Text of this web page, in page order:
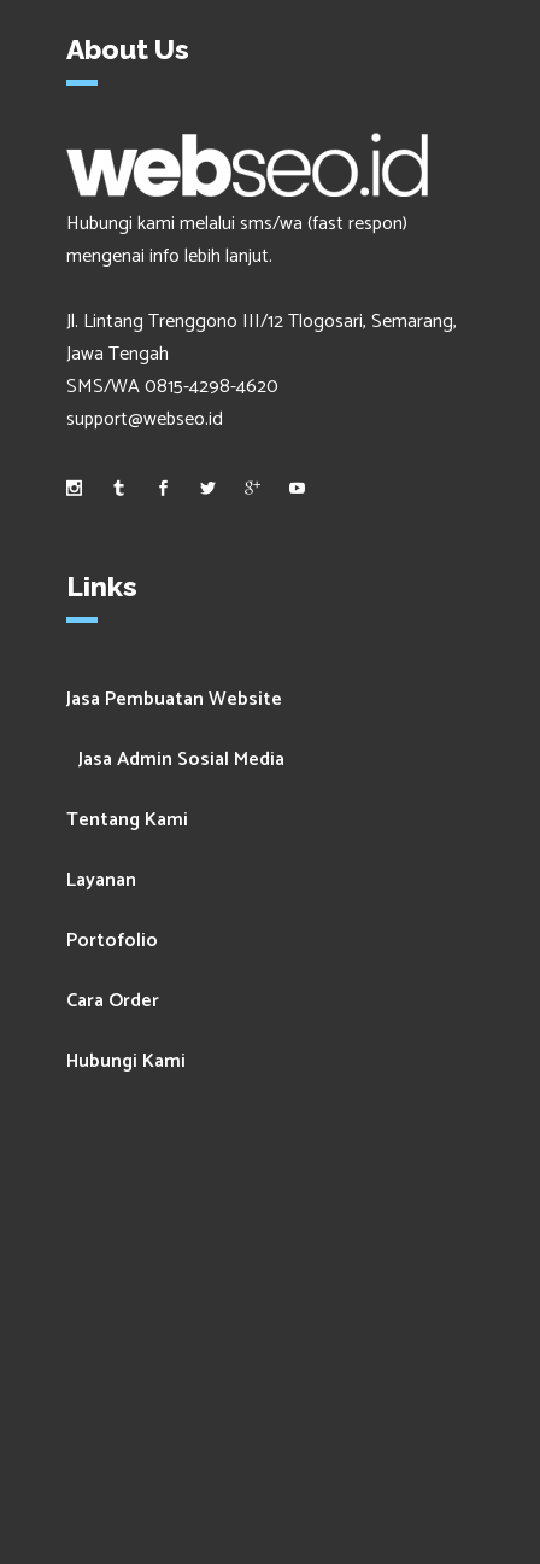
About Us
Hubungi kami melalui sms/wa (fast respon)
mengenai info lebih lanjut.
Jl. Lintang Trenggono III/12 Tlogosari, Semarang,
Jawa Tengah
SMS/WA 0815-4298-4620
support@webseo.id
Links
Jasa Pembuatan Website
Jasa Admin Sosial Media
Tentang Kami
Layanan
Portofolio
Cara Order
Hubungi Kami